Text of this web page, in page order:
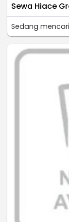
Sewa Hiace
Sedang